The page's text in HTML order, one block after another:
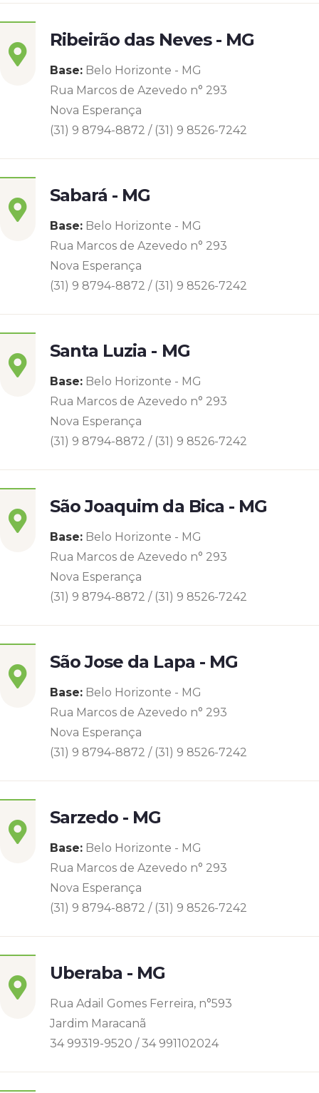
Ribeirão das Neves - MG
Base: Belo Horizonte - MG
Rua Marcos de Azevedo n° 293
Nova Esperança
(31) 9 8794-8872 / (31) 9 8526-7242
Sabará - MG
Base: Belo Horizonte - MG
Rua Marcos de Azevedo n° 293
Nova Esperança
(31) 9 8794-8872 / (31) 9 8526-7242
Santa Luzia - MG
Base: Belo Horizonte - MG
Rua Marcos de Azevedo n° 293
Nova Esperança
(31) 9 8794-8872 / (31) 9 8526-7242
São Joaquim da Bica - MG
Base: Belo Horizonte - MG
Rua Marcos de Azevedo n° 293
Nova Esperança
(31) 9 8794-8872 / (31) 9 8526-7242
São Jose da Lapa - MG
Base: Belo Horizonte - MG
Rua Marcos de Azevedo n° 293
Nova Esperança
(31) 9 8794-8872 / (31) 9 8526-7242
Sarzedo - MG
Base: Belo Horizonte - MG
Rua Marcos de Azevedo n° 293
Nova Esperança
(31) 9 8794-8872 / (31) 9 8526-7242
Uberaba - MG
Rua Adail Gomes Ferreira, n°593
Jardim Maracanã
34 99319-9520 / 34 991102024